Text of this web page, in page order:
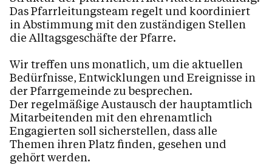
Das Pfarrleitungsteam regelt und koordiniert
in Abstimmung mit den zuständigen Stellen
die Alltagsgeschäfte der Pfarre.
Wir treffen uns monatlich, um die aktuellen
Bedürfnisse, Entwicklungen und Ereignisse in
der Pfarrgemeinde zu besprechen.
Der regelmäßige Austausch der hauptamtlich
Mitarbeitenden mit den ehrenamtlich
Engagierten soll sicherstellen, dass alle
Themen ihren Platz finden, gesehen und
gehört werden.